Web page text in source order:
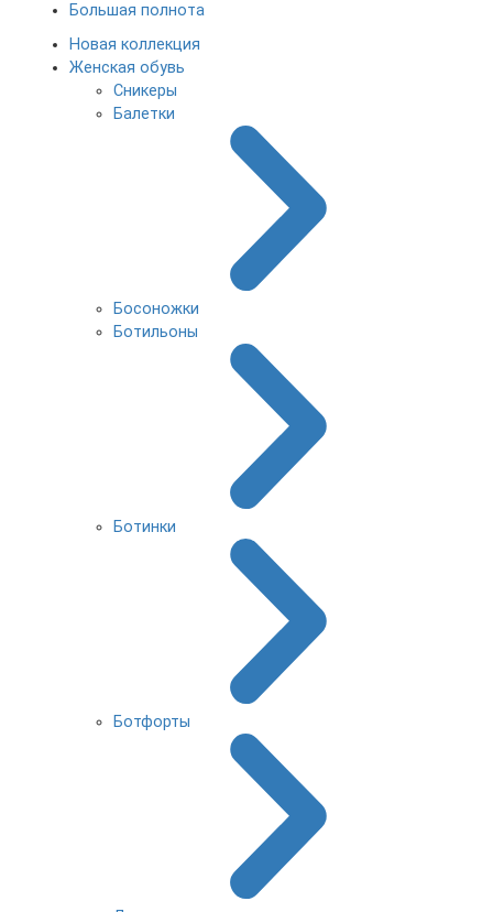
Большая полнота
Новая коллекция
Женская обувь
Сникеры
Балетки
Босоножки
Ботильоны
Ботинки
Ботфорты